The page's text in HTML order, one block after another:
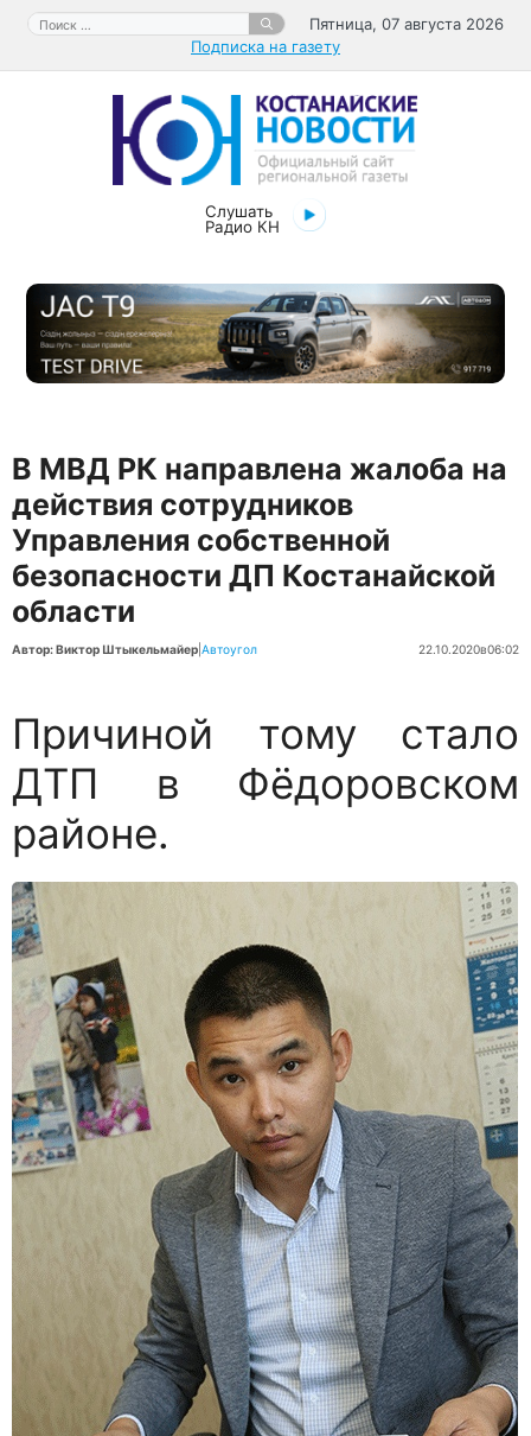
Перейти
содержимому
Поиск:
Пятница, 07 августа 2026
Подписка на газету
Слушать
Радио КН
В МВД РК направлена жалоба на
действия сотрудников
Управления собственной
безопасности ДП Костанайской
области
Автор: Виктор Штыкельмайер Автоугол 22.10.2020в06:02
Причиной тому стало
ДТП в Фёдоровском
районе.